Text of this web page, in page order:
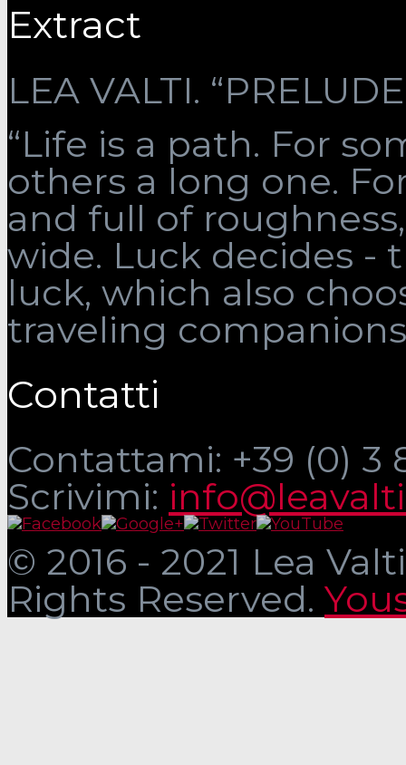
Extract
LEA VALTI.
“Life is a path. For
others a long one.
and full of
wide. Luck decides -
luck, which also
traveling
Contatti
Contattami: +39 (0) 3
Scrivimi:
© 2016 - 2021 Lea
Rights Reserved.